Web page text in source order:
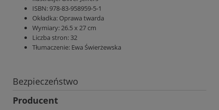
ISBN:978-83-958959-5-1
Okładka: Oprawa twarda
Wymiary:26.5 x 27 cm
Liczba stron: 32
Tłumaczenie: Ewa Świerżewska
Bezpieczeństwo
Producent